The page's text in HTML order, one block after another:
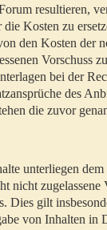
resultieren,
Kosten zu
den Kosten
Vorschuss
bei der
des
die zuvor
unterliegen
nicht
Dies gilt
von Inhalten in